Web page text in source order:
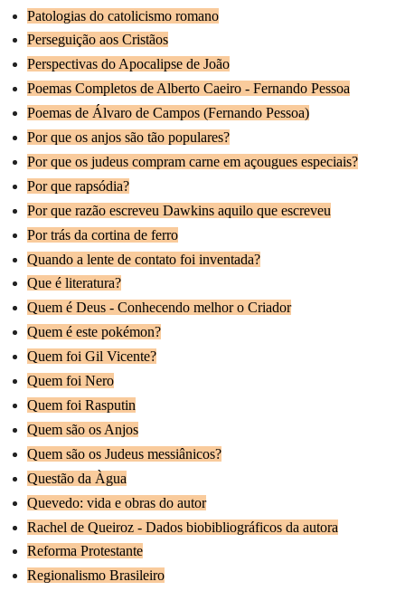
Patologias do catolicismo romano
Perseguição aos Cristãos
Perspectivas do Apocalipse de João
Poemas Completos de Alberto Caeiro - Fernando Pessoa
Poemas de Álvaro de Campos (Fernando Pessoa)
Por que os anjos são tão populares?
Por que os judeus compram carne em açougues especiais?
Por que rapsódia?
Por que razão escreveu Dawkins aquilo que escreveu
Por trás da cortina de ferro
Quando a lente de contato foi inventada?
Que é literatura?
Quem é Deus - Conhecendo melhor o Criador
Quem é este pokémon?
Quem foi Gil Vicente?
Quem foi Nero
Quem foi Rasputin
Quem são os Anjos
Quem são os Judeus messiânicos?
Questão da Àgua
Quevedo: vida e obras do autor
Rachel de Queiroz - Dados biobibliográficos da autora
Reforma Protestante
Regionalismo Brasileiro